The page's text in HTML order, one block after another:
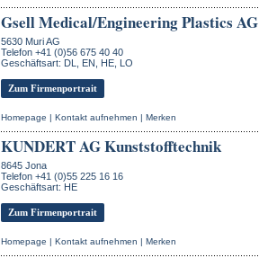
Gsell Medical/Engineering Plastics AG
5630 Muri AG
Telefon +41 (0)56 675 40 40
Geschäftsart: DL, EN, HE, LO
Zum Firmenportrait
Homepage | Kontakt aufnehmen | Merken
KUNDERT AG Kunststofftechnik
8645 Jona
Telefon +41 (0)55 225 16 16
Geschäftsart: HE
Zum Firmenportrait
Homepage | Kontakt aufnehmen | Merken